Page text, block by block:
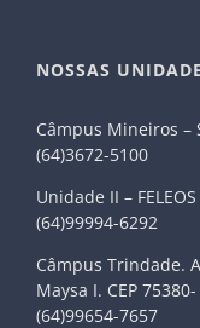
NOSSAS
Câmpus Mineiros –
(64)3672-5100
Unidade II – FELEOS
(64)99994-6292
Câmpus Trindade.
Maysa I. CEP
(64)99654-7657